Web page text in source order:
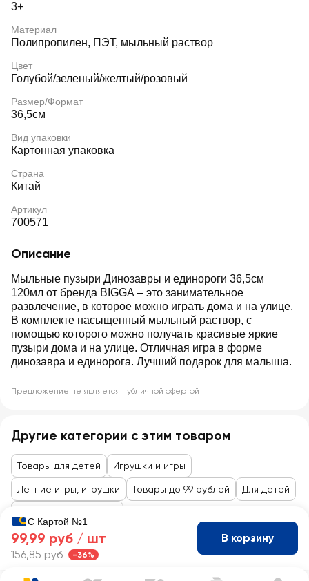
3+
Материал
Полипропилен, ПЭТ, мыльный раствор
Цвет
Голубой/зеленый/желтый/розовый
Размер/Формат
36,5см
Вид упаковки
Картонная упаковка
Страна
Китай
Артикул
700571
Описание
Мыльные пузыри Динозавры и единороги 36,5см
120мл от бренда BIGGA – это занимательное
развлечение, в которое можно играть дома и на улице.
В комплекте насыщенный мыльный раствор, с
помощью которого можно получать красивые яркие
пузыри дома и на улице. Отличная игра в форме
динозавра и единорога. Лучший подарок для малыша.
Предложение не является публичной офертой
Другие категории с этим товаром
Товары для детей Игрушки и игры
Летние игры, игрушки Товары до 99 рублей Для детей
С Картой №1
99,99 руб / шт
156,85 руб -36%
В корзину